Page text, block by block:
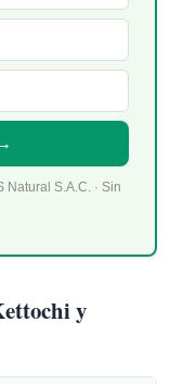
Natural S.A.C. · Sin
y